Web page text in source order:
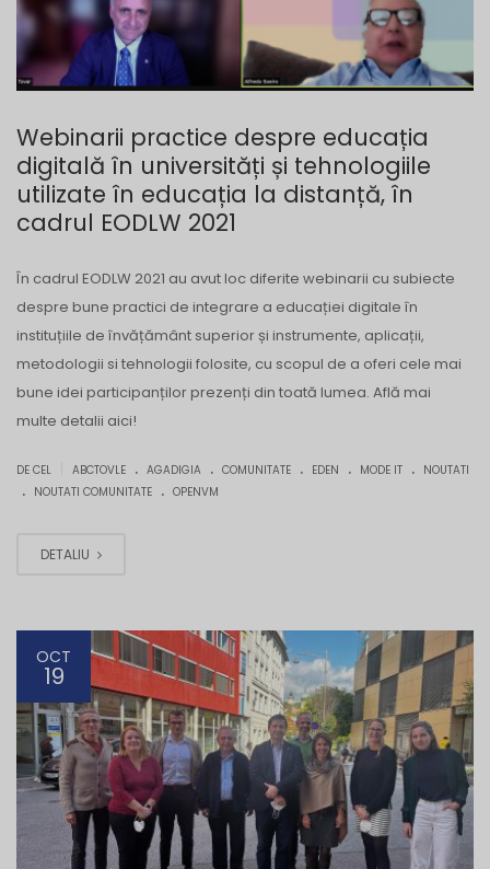
Webinarii practice despre educația
digitală în universități și tehnologiile
utilizate în educația la distanță, în
cadrul EODLW 2021
În cadrul EODLW 2021 au avut loc diferite webinarii cu subiecte
despre bune practici de integrare a educației digitale în
instituțiile de învățământ superior și instrumente, aplicații,
metodologii si tehnologii folosite, cu scopul de a oferi cele mai
bune idei participanților prezenți din toată lumea. Află mai
multe detalii aici!
DE CEL ABCTOVLE . AGADIGIA . COMUNITATE . EDEN . MODE IT . NOUTATI
. NOUTATI COMUNITATE . OPENVM
DETALIU
OCT
19